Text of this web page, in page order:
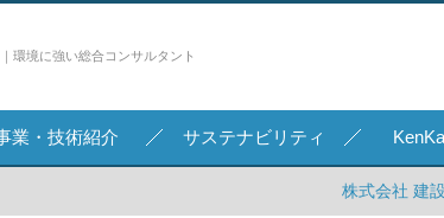
環境に強い総合コンサルタント
業・技術紹介 サステナビリティ
株式会社 建